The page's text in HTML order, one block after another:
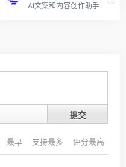
AI文案和内容创作助手
提交
最早 支持最多 评分最高